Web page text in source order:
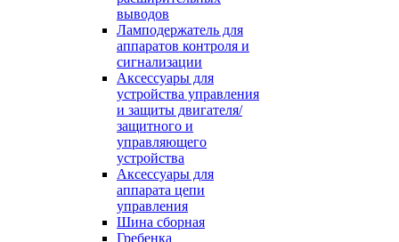
выводов
Ламподержатель для
аппаратов контроля и
сигнализации
Аксессуары для
устройства управления
и защиты двигателя/
защитного и
управляющего
устройства
Аксессуары для
аппарата цепи
управления
Шина сборная
Гребенка